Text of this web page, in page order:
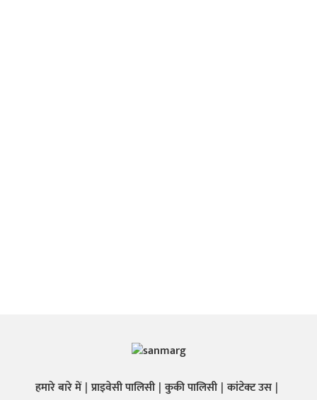
हमारे बारे में प्राइवेसी पालिसी कुकी पालिसी कांटेक्ट उस